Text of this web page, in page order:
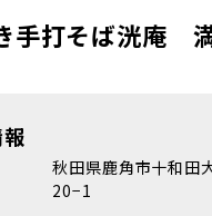
手打そば洸庵
秋田県鹿角市十和田
20−1